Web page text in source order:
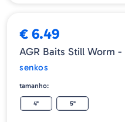
€ 6.49
AGR Baits Still Worm
senkos
tamanho:
4" 5"